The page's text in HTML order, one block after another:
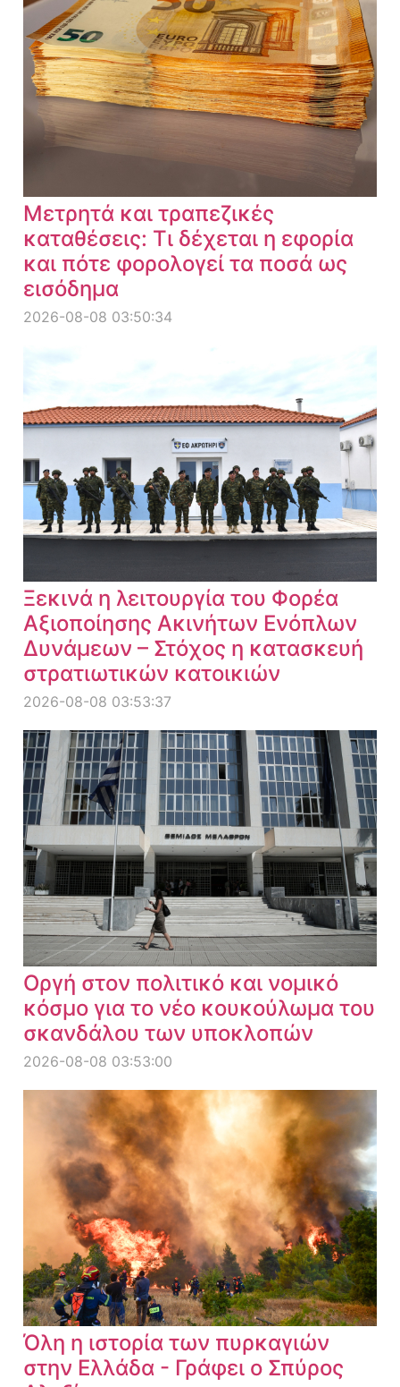
Μετρητά και τραπεζικές
καταθέσεις: Τι δέχεται η εφορία
και πότε φορολογεί τα ποσά ως
εισόδημα
2026-08-08 03:50:34
Ξεκινά η λειτουργία του Φορέα
Αξιοποίησης Ακινήτων Ενόπλων
Δυνάμεων – Στόχος η κατασκευή
στρατιωτικών κατοικιών
2026-08-08 03:53:37
Οργή στον πολιτικό και νομικό
κόσμο για το νέο κουκούλωμα του
σκανδάλου των υποκλοπών
2026-08-08 03:53:00
Όλη η ιστορία των πυρκαγιών
στην Ελλάδα - Γράφει ο Σπύρος